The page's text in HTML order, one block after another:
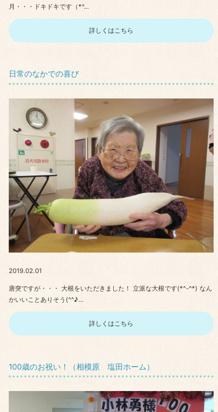
月・・・ドキドキです（*^…
詳しくはこちら
日常のなかでの喜び
2019.02.01
唐突ですが・・・ 大根をいただきました！ 立派な大根です(*^-^*) なん
かいいことありそう(^^♪…
詳しくはこちら
100歳のお祝い！（相模原 塩田ホーム）